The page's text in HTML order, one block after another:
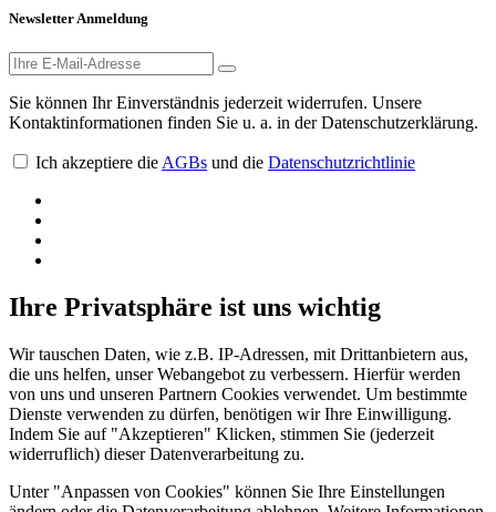
Newsletter Anmeldung
Sie können Ihr Einverständnis jederzeit widerrufen. Unsere
Kontaktinformationen finden Sie u. a. in der Datenschutzerklärung.
Ich akzeptiere dieAGBs und die Datenschutzrichtlinie
Ihre Privatsphäre ist uns wichtig
Wir tauschen Daten, wie z.B. IP-Adressen, mit Drittanbietern aus,
die uns helfen, unser Webangebot zu verbessern. Hierfür werden
von uns und unseren Partnern Cookies verwendet. Um bestimmte
Dienste verwenden zu dürfen, benötigen wir Ihre Einwilligung.
Indem Sie auf "Akzeptieren" Klicken, stimmen Sie (jederzeit
widerruflich) dieser Datenverarbeitung zu.
Unter "Anpassen von Cookies" können Sie Ihre Einstellungen